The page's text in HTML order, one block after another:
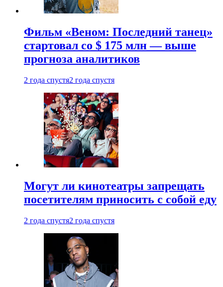
Фильм «Веном: Последний танец»
стартовал со $ 175 млн — выше
прогноза аналитиков
2 года спустя2 года спустя
Могут ли кинотеатры запрещать
посетителям приносить с собой еду
2 года спустя2 года спустя